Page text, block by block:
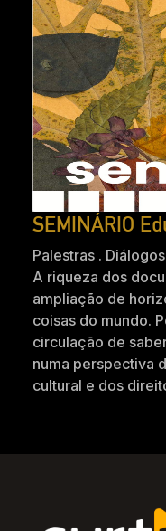
SEMINÁRIO
Palestras .
A riqueza dos
ampliação de
coisas do mundo.
circulação de
numa perspectiva
cultural e dos